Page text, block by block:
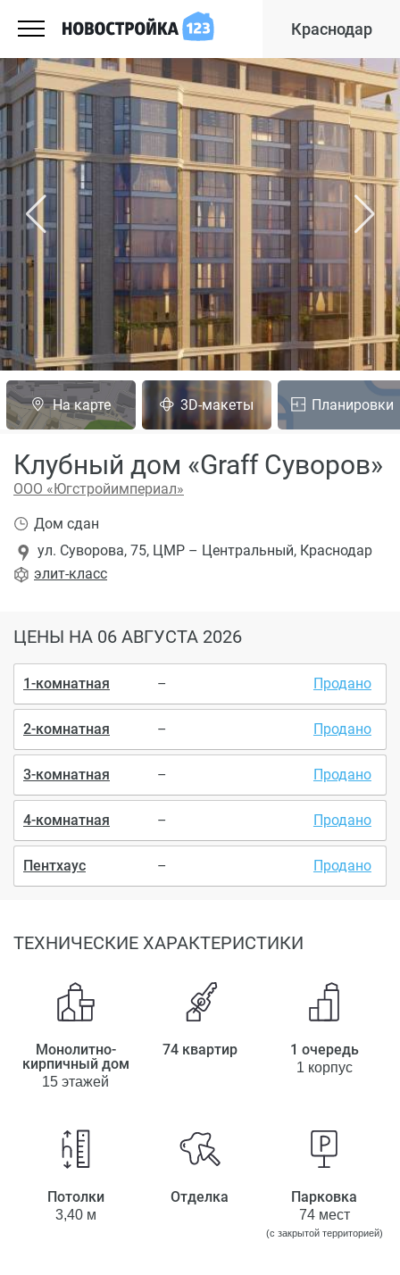
Краснодар
На карте 3D-макеты Планировки
Клубный дом «Graff Суворов»
ООО «Югстройимпериал»
элит-класс
ул. Суворова, 75, ЦМР – Центральный, Краснодар
Дом сдан
ЦЕНЫ НА 06 АВГУСТА 2026
1-комнатная – Продано
2-комнатная – Продано
3-комнатная – Продано
4-комнатная – Продано
Пентхаус – Продано
ТЕХНИЧЕСКИЕ ХАРАКТЕРИСТИКИ
Монолитно-
кирпичный дом
15 этажей
74 квартир 1 очередь
1 корпус
Потолки
3,40 м
Отделка Парковка
74 мест
(с закрытой территорией)